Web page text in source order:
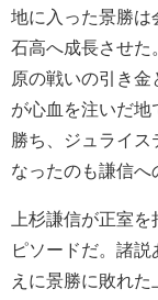
地に入った景勝は
石高へ成長させた
原の戦いの引き金
が心血を注いだ地
勝ち、ジュライ
なったのも謙信へ
上杉謙信が正室
ピソードだ。諸
えに景勝に敗れ